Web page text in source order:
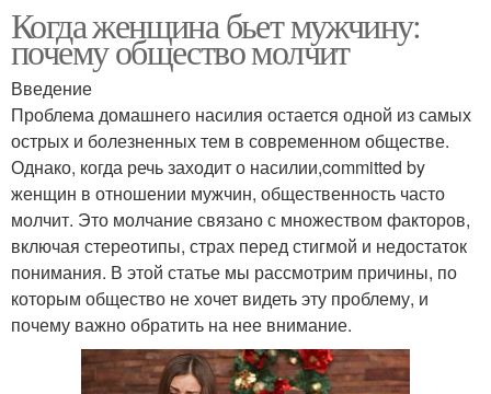
Когда женщина бьет мужчину:
почему общество молчит
Введение
Проблема домашнего насилия остается одной из самых
острых и болезненных тем в современном обществе.
Однако, когда речь заходит о насилии,committed by
женщин в отношении мужчин, общественность часто
молчит. Это молчание связано с множеством факторов,
включая стереотипы, страх перед стигмой и недостаток
понимания. В этой статье мы рассмотрим причины, по
которым общество не хочет видеть эту проблему, и
почему важно обратить на нее внимание.